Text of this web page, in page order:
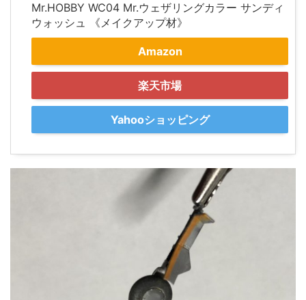
Mr.HOBBY WC04 Mr.ウェザリングカラー サンディ
ウォッシュ 《メイクアップ材》
Amazon
楽天市場
Yahooショッピング